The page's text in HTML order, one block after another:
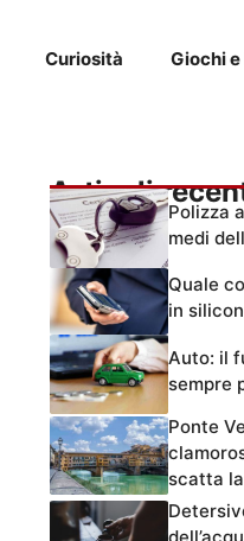
Curiosità Giochi
Articoli
Polizza
medi
Quale
in
Auto: il
sempre
Ponte
scatta